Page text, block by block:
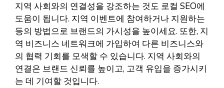
지역 사회와의 연결성을 강조하는 것도 로컬 SEO에
도움이 됩니다. 지역 이벤트에 참여하거나 지원하는
등의 방법으로 브랜드의 가시성을 높이세요. 또한, 지
역 비즈니스 네트워크에 가입하여 다른 비즈니스와
의 협력 기회를 모색할 수 있습니다. 지역 사회와의
연결은 브랜드 신뢰를 높이고, 고객 유입을 증가시키
는 데 기여할 것입니다.